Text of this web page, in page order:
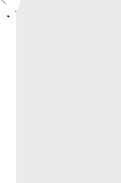
Назад в каталог